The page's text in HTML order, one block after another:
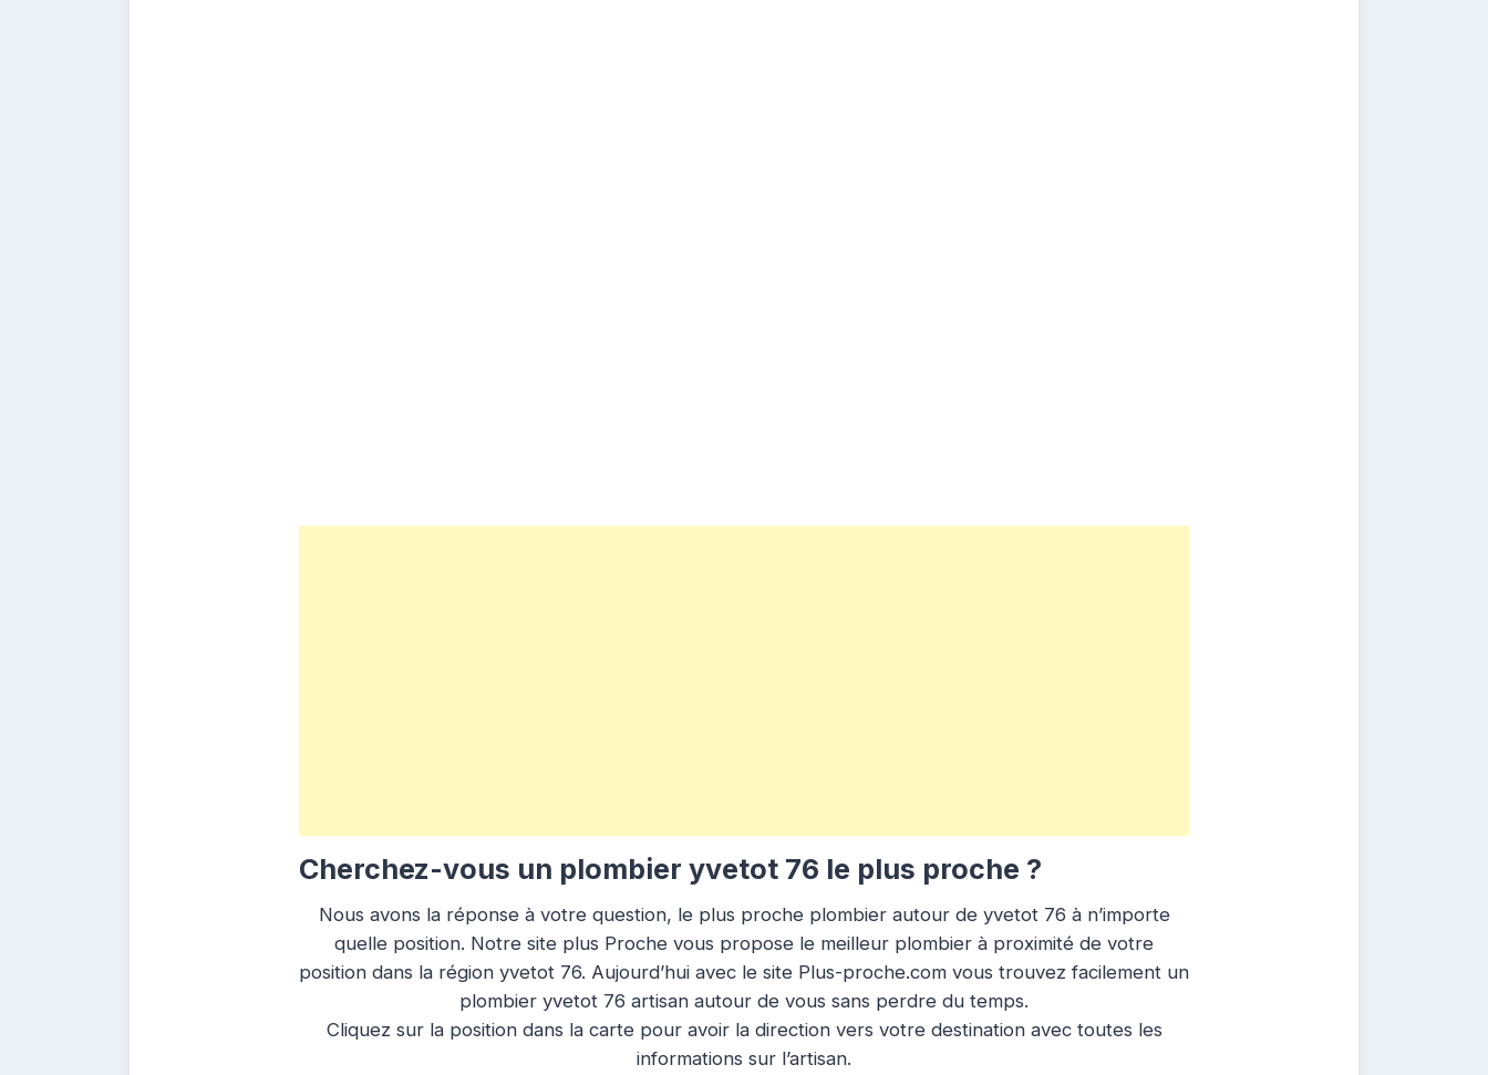
Cherchez-vous un plombier yvetot 76 le plus proche ?
Nous avons la réponse à votre question, le plus proche plombier autour de yvetot 76 à n’importe
quelle position. Notre site plus Proche vous propose le meilleur plombier à proximité de votre
position dans la région yvetot 76. Aujourd’hui avec le site Plus-proche.com vous trouvez facilement un
plombier yvetot 76 artisan autour de vous sans perdre du temps.
Cliquez sur la position dans la carte pour avoir la direction vers votre destination avec toutes les
informations sur l’artisan.